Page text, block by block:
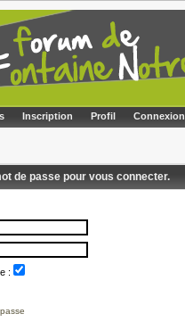
Inscription Profil Connexion
de passe pour vous connecter.
: